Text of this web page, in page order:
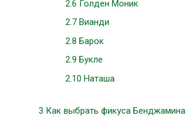
2.6 Голден Моник
2.7 Вианди
2.8 Барок
2.9 Букле
2.10 Наташа
3 Как выбрать фикуса Бенджамина